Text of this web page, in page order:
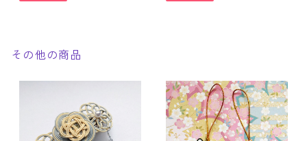
その他の商品